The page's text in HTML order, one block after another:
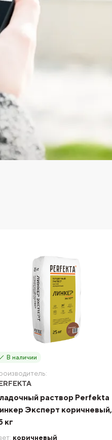
В наличии
раствор Perfekta
Эксперт коричневый,
кг
коричневый